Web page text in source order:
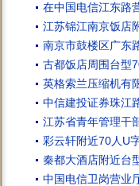
在中国电信江东路
江苏锦江南京饭店
南京市鼓楼区广东
古都饭店周围台型
英格索兰压缩机有
中信建投证券珠江
江苏省青年管理干
彩云轩附近70人U
秦都大酒店附近台
中国电信卫岗营业